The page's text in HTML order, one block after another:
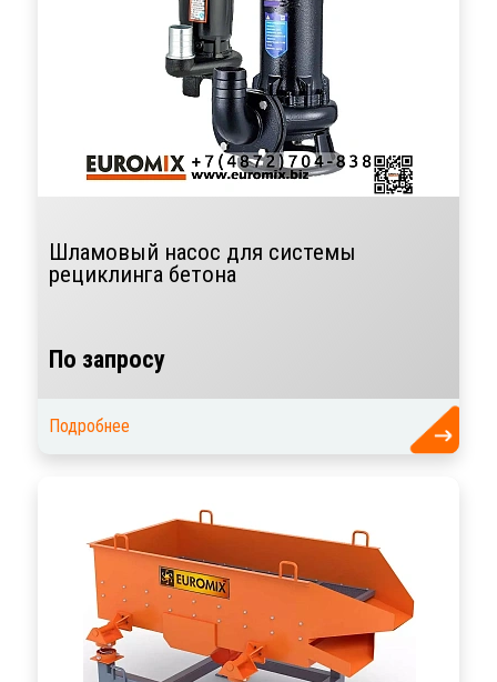
Шламовый насос для системы
рециклинга бетона
По запросу
Подробнее